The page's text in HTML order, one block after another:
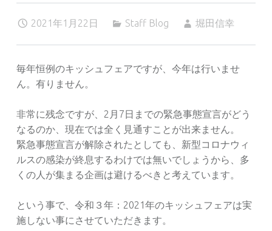
2021年1月22日 Staff Blog 堀田信幸
毎年恒例のキッシュフェアですが、今年は行いませ
ん。有りません。
非常に残念ですが、2月7日までの緊急事態宣言がどう
なるのか、現在では全く見通すことが出来ません。
緊急事態宣言が解除されたとしても、新型コロナウィ
ルスの感染が終息するわけでは無いでしょうから、多
くの人が集まる企画は避けるべきと考えています。
という事で、令和３年：2021年のキッシュフェアは実
施しない事にさせていただきます。